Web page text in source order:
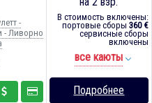
-
- Ливорно
В стоимость включены:
портовые сборы 360 €
сервисные сборы
включены
все каюты
Подробнее